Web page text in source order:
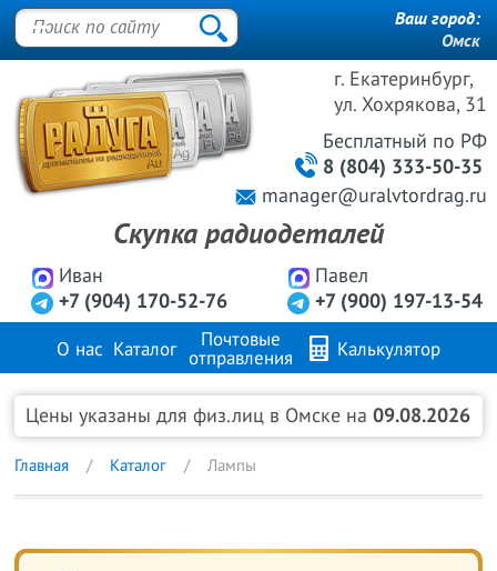
г. Екатеринбург,
ул. Хохрякова, 31
Иван
+7 (904) 170-52-76
Павел
+7 (900) 197-13-54
Бесплатный по РФ
8 (804) 333-50-35
manager@uralvtordrag.ru
Скупка радиодеталей
Ваш город:
Омск
О нас Каталог
Почтовые
отправления
Калькулятор
Продажа металлов FAQ Контакты
Цены указаны для физ.лиц в Омске на09.08.2026
Главная Каталог Лампы